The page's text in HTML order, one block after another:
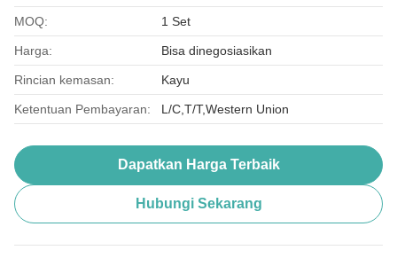
MOQ: 1 Set
Harga: Bisa dinegosiasikan
Rincian kemasan: Kayu
Ketentuan Pembayaran: L/C,T/T,Western Union
Dapatkan Harga Terbaik
Hubungi Sekarang